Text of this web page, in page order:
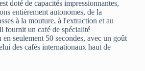
doté de capacités impressionnantes,
entièrement autonomes, de la
à la mouture, à l'extraction et au
fournit un café de spécialité
seulement 50 secondes, avec un goût
des cafés internationaux haut de